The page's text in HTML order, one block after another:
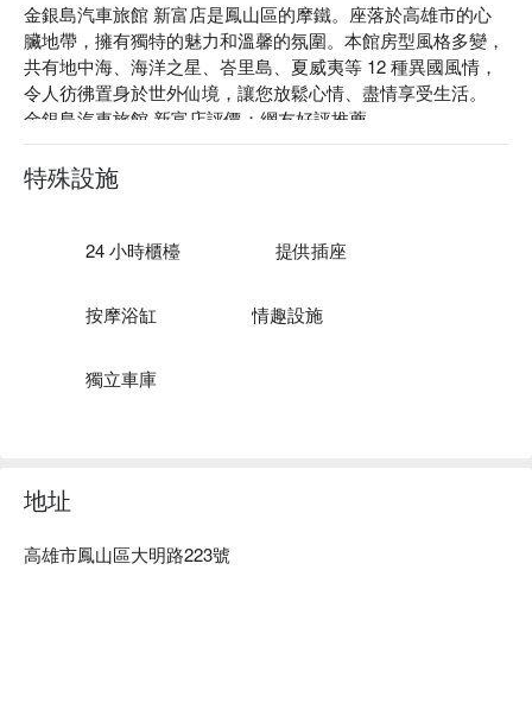
金銀島汽車旅館 新富店是鳳山區的摩鐵。座落於高雄市的心
臟地帶，擁有獨特的魅力和溫馨的氛圍。本館房型風格多變，
共有地中海、海洋之星、峇里島、夏威夷等 12 種異國風情，
令人彷彿置身於世外仙境，讓您放鬆心情、盡情享受生活。
金銀島汽車旅館 新富店評價：網友好評推薦
金銀島汽車旅館 新富店推薦： 超越五星級飯店的室內 SPA、
按摩浴缸、蒸氣室、精油泡澡，讓您充分體驗渡假的樂趣。
金銀島汽車旅館 新富店優惠、金銀島汽車旅館 新富店住宿方
特殊設施
24 小時櫃檯 提供插座
按摩浴缸 情趣設施
獨立車庫
地址
高雄市鳳山區大明路223號